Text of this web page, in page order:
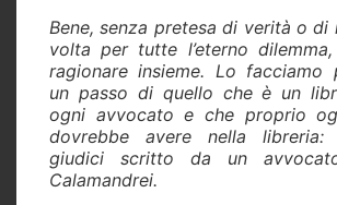
Bene, senza pretesa di verità o di
volta per tutte l’eterno
ragionare insieme. Lo facciamo
un passo di quello che è un
ogni avvocato e che proprio
dovrebbe avere nella libreria:
giudici scritto da un
Calamandrei.